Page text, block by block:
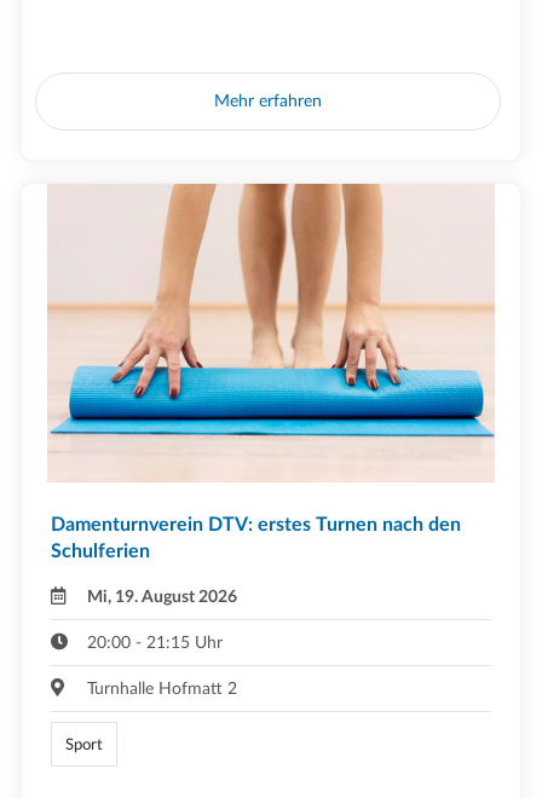
Mehr erfahren
Damenturnverein DTV: erstes Turnen nach den
Schulferien
Mi, 19. August 2026
20:00 - 21:15 Uhr
Turnhalle Hofmatt 2
Sport